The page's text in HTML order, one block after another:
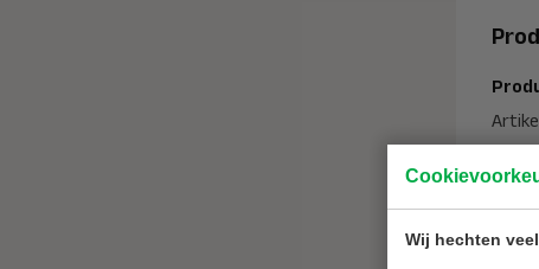
Wij hechten
Merk